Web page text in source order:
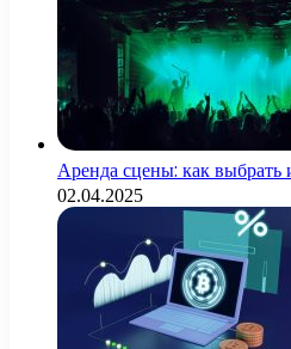
Аренда сцены: как выбрать
02.04.2025